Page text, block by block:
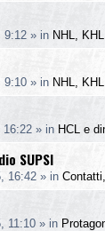
9:12 » in NHL,
9:10 » in NHL,
16:22 » in HCL e
SUPSI
16:42 » in
11:10 » in